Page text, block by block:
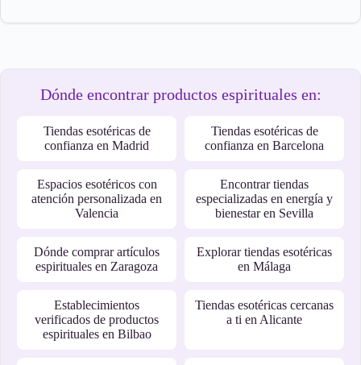
Dónde encontrar productos espirituales en:
Tiendas esotéricas de
confianza en Madrid
Tiendas esotéricas de
confianza en Barcelona
Espacios esotéricos con
atención personalizada en
Valencia
Encontrar tiendas
especializadas en energía y
bienestar en Sevilla
Dónde comprar artículos
espirituales en Zaragoza
Explorar tiendas esotéricas
en Málaga
Establecimientos
verificados de productos
espirituales en Bilbao
Tiendas esotéricas cercanas
a ti en Alicante